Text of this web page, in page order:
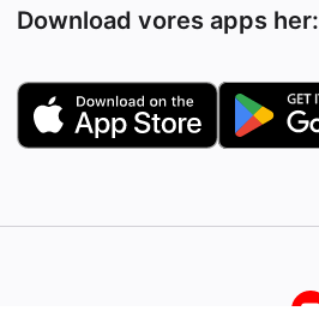
Download vores apps her: